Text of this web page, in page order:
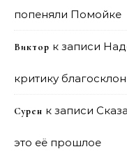
попеняли Помойке
Виктор к записи
критику
Сурен к записи
это её прошлое